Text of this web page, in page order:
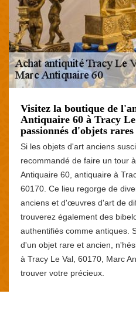
Visitez la boutique de
Antiquaire 60 à Tracy
passionnés d'objets rares
Si les objets d'art anciens
recommandé de faire un tour
Antiquaire 60, antiquaire à
60170. Ce lieu regorge de
anciens et d'œuvres d'art de
trouverez également des
authentifiés comme antiques.
d'un objet rare et ancien,
à Tracy Le Val, 60170, Marc
trouver votre précieux.